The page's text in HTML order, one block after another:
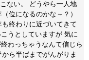
ない。 どうやら一人地
位になるのかな～？）
終わりに近づいてきて
うとしていますが 気に
わっちゃうなんて信じら
ら半ばまでがんがりま